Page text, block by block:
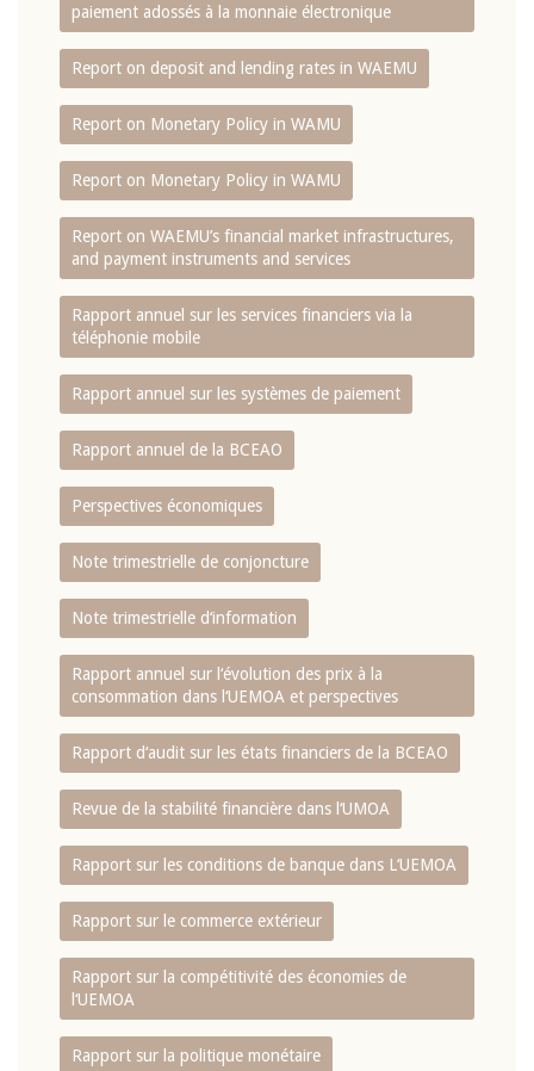
paiement adossés à la monnaie électronique
Report on deposit and lending rates in WAEMU
Report on Monetary Policy in WAMU
Report on Monetary Policy in WAMU
Report on WAEMU’s financial market infrastructures,
and payment instruments and services
Rapport annuel sur les services financiers via la
téléphonie mobile
Rapport annuel sur les systèmes de paiement
Rapport annuel de la BCEAO
Perspectives économiques
Note trimestrielle de conjoncture
Note trimestrielle d‘information
Rapport annuel sur l‘évolution des prix à la
consommation dans l‘UEMOA et perspectives
Rapport d‘audit sur les états financiers de la BCEAO
Revue de la stabilité financière dans l‘UMOA
Rapport sur les conditions de banque dans L‘UEMOA
Rapport sur le commerce extérieur
Rapport sur la compétitivité des économies de
l‘UEMOA
Rapport sur la politique monétaire